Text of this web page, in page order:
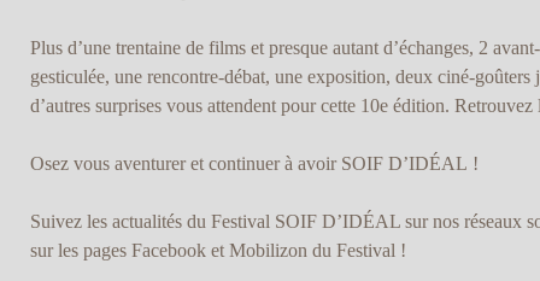
Plus d’une trentaine de films et presque autant d’échanges, 2
gesticulée, une rencontre-débat, une exposition, deux ciné-goûters
d’autres surprises vous attendent pour cette 10e édition.
Osez vous aventurer et continuer à avoir SOIF D’IDÉAL !
Suivez les actualités du Festival SOIF D’IDÉAL sur nos réseaux
sur les pages Facebook et Mobilizon du Festival !